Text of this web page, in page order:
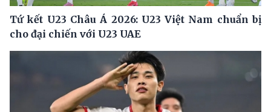
Tứ kết U23 Châu Á 2026: U23 Việt Nam chuẩn bị
cho đại chiến với U23 UAE